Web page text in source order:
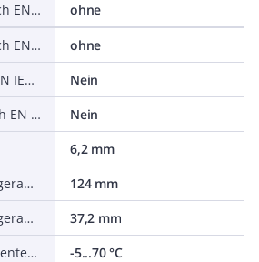
Brandverhalten nach EN 13501-6: Abtropfverhalten
ohne
Brandverhalten nach EN 13501-6: Säureentwicklung
ohne
Ölbeständig nach EN IEC 60811-404
Nein
Kältebeständig nach EN 60811-504+505+506
Nein
6,2 mm
Min. zulässiger Biegeradius, flexibler Einsatz/freie Bewegung
124 mm
Min. zulässiger Biegeradius, stationärer Einsatz/fest verlegt
37,2 mm
Zulässige Kabelaußentemperatur bei Montage/Handling
-5...70 °C